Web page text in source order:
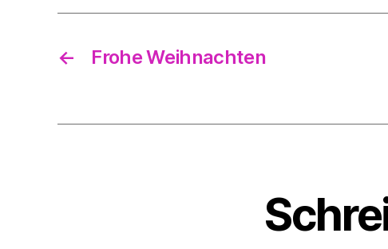
← Frohe Weihnachten